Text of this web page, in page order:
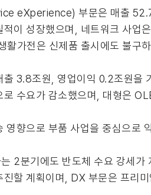
eXperience) 부문은 매출
적이 성장했으며, 네트워크 사업
활가전은 신제품 출시에도 불구
출 3.8조원, 영업이익 0.2조원을
로 수요가 감소했으며, 대형은
영향으로 부품 사업을 중심으로
2분기에도 반도체 수요 강세
진할 계획이며, DX 부문은 프리